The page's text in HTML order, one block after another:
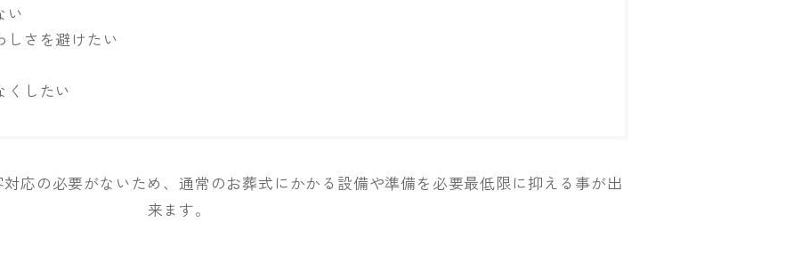
い
しさを避けたい
くしたい
応の必要がないため、通常のお葬式にかかる設備や準備を必要最低限に抑える事が出
来ます。